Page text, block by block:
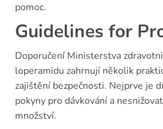
pomoc.
Guidelines for
Doporučení Ministerstva
loperamidu zahrnují několik
zajištění bezpečnosti. Nejprve je
pokyny pro dávkování a
množství.